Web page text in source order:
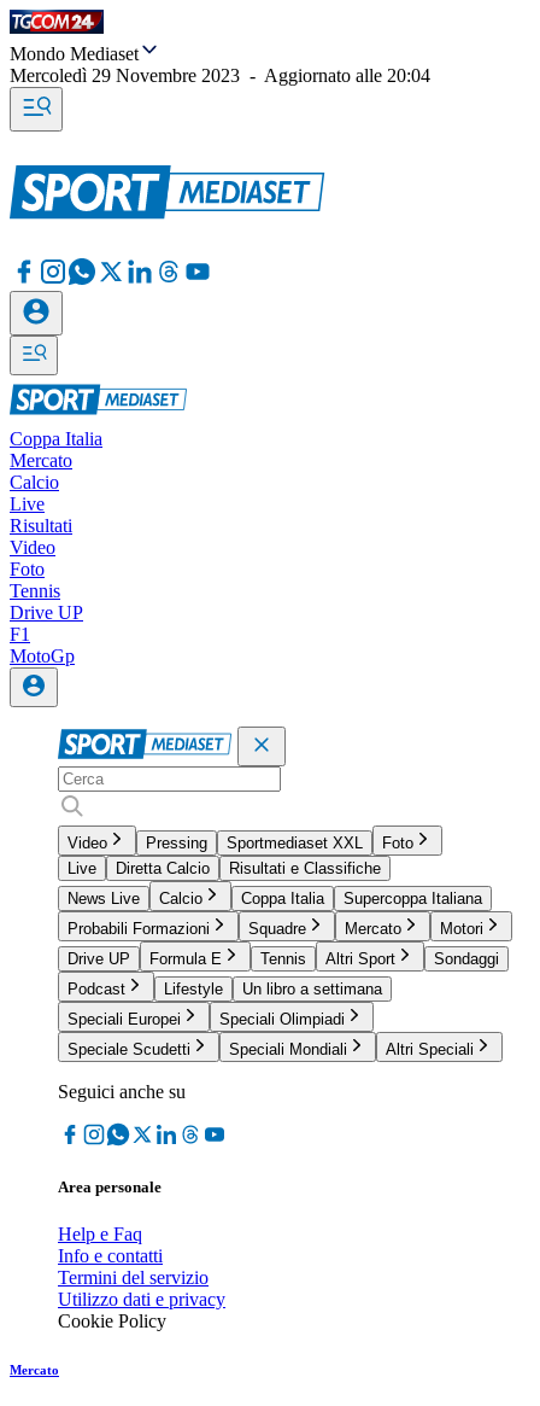
Mondo Mediaset
Mercoledì 29 Novembre 2023 - Aggiornato alle 20:04
Coppa Italia
Mercato
Calcio
Live
Risultati
Video
Foto
Tennis
Drive UP
F1
MotoGp
Video Pressing Sportmediaset XXL
Foto
Live
Diretta Calcio
Risultati e Classifiche
News Live
Calcio Coppa Italia
Supercoppa Italiana
Probabili Formazioni
Squadre Mercato
Motori
Drive UP
Formula E Tennis Altri Sport
Sondaggi
Podcast
Lifestyle
Un libro a settimana
Speciali Europei
Speciali Olimpiadi
Speciale Scudetti
Speciali Mondiali Altri Speciali
Seguici anche su
Area personale
Help e Faq
Info e contatti
Termini del servizio
Utilizzo dati e privacy
Cookie Policy
Mercato